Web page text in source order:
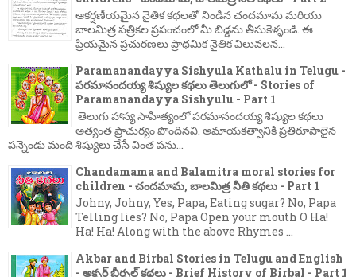
ఆకర్షణీయమైన నైతిక కథలతో నిండిన చందమామ మరియు
బాలమిత్ర పత్రికల ప్రపంచంలో మీ బిడ్డను తీసుకెళ్ళండి. ఈ
ప్రియమైన ప్రచురణలు ప్రాథమిక నైతిక విలువలన...
Paramanandayya Sishyula Kathalu in Telugu -
పరమానందయ్య శిష్యుల కథలు తెలుగులో - Stories of
Paramanandayya Sishyulu - Part 1
తెలుగు హాస్య సాహిత్యంలో పరమానందయ్య శిష్యుల కథలు
అత్యంత ప్రాచుర్యం పొందినవి. అమాయకత్వానికి ప్రతిరూపాలైన
పన్నెండు మంది శిష్యులు చేసే వింత పను...
Chandamama and Balamitra moral stories for
children - చందమామ, బాలమిత్ర నీతి కథలు - Part 1
Johny, Johny, Yes, Papa, Eating sugar? No, Papa
Telling lies? No, Papa Open your mouth O Ha!
Ha! Ha! Along with the above Rhymes ...
Akbar and Birbal Stories in Telugu and English
- అక్బర్ బీర్బల్ కథలు - Brief History of Birbal - Part 1